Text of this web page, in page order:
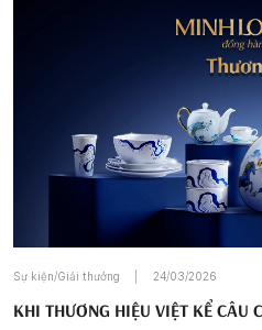
Sự kiện/Giải thưởng 24/03/2026
KHI THƯƠNG HIỆU VIỆT KỂ CÂU